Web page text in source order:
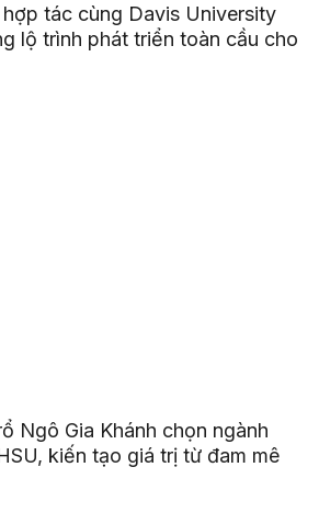
tác cùng Davis University
lộ trình phát triển toàn cầu cho
Ngô Gia Khánh chọn ngành
kiến tạo giá trị từ đam mê